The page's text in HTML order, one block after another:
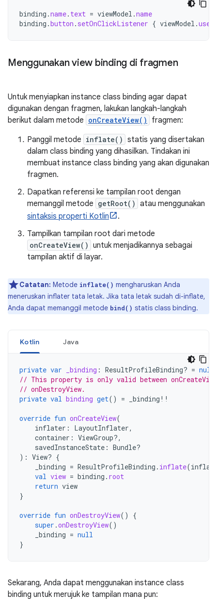
binding .name. text = viewModel .name
binding .button . setOnClickListener { viewModel .
Menggunakan view binding di fragmen
Untuk menyiapkan instance class binding agar dapat
digunakan dengan fragmen, lakukan langkah-langkah
berikut dalam metode onCreateView()
fragmen:
Panggil metode inflate() statis yang disertakan
dalam class binding yang dihasilkan. Tindakan ini
membuat instance class binding yang akan digunakan
fragmen.
Dapatkan referensi ke tampilan root dengan
memanggil metode getRoot() atau menggunakan
sintaksis properti Kotlin
.
Tampilkan tampilan root dari metode
onCreateView() untuk menjadikannya sebagai
tampilan aktif di layar.
Catatan: Metode inflate() mengharuskan Anda
meneruskan inflater tata letak. Jika tata letak sudah di-inflate,
Anda dapat memanggil metode bind() statis class binding.
Kotlin Java
private var _binding : ResultProfileBinding? = null
// This property is only valid between
// onDestroyView.
private val binding get() = _binding !!
override fun onCreateView(
inflater : LayoutInflater,
container : ViewGroup?,
savedInstanceState : Bundle?
): View? {
_binding = ResultProfileBinding . inflate(
val view = binding . root
return view
}
override fun onDestroyView()
{
super .onDestroyView()
_binding = null
}
Sekarang, Anda dapat menggunakan instance class
binding untuk merujuk ke tampilan mana pun: